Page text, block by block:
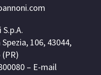
106, 43044,
– E-mail